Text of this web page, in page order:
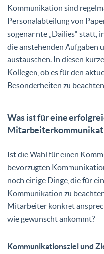
Kommunikation sind
Personalabteilung von
sogenannte „Dailies“ statt,
die anstehenden Aufgaben
austauschen. In diesen
Kollegen, ob es für den
Besonderheiten zu
Was ist für eine
Ist die Wahl für einen
bevorzugten
noch einige Dinge, die für
Kommunikation zu
Mitarbeiter konkret
wie gewünscht ankommt?
Kommunikationsziel und